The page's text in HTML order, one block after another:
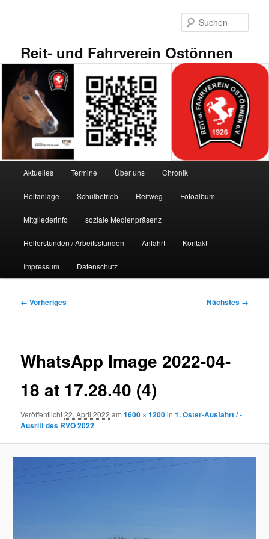
Reit- und Fahrverein Ostönnen
Aktuelles Termine Über uns Chronik
Reitanlage Schulbetrieb Reitweg Fotoalbum
Mitgliederinfo soziale Medienpräsenz
Helferstunden / Arbeitsstunden Anfahrt Kontakt
Impressum Datenschutz
Bilder-
← Vorheriges Nächstes →
WhatsApp Image 2022-04-
18 at 17.28.40 (4)
Veröffentlicht22. April 2022 am1600 × 1200in1. Oster-Ausfahrt / -
Ausritt des RVO 2022